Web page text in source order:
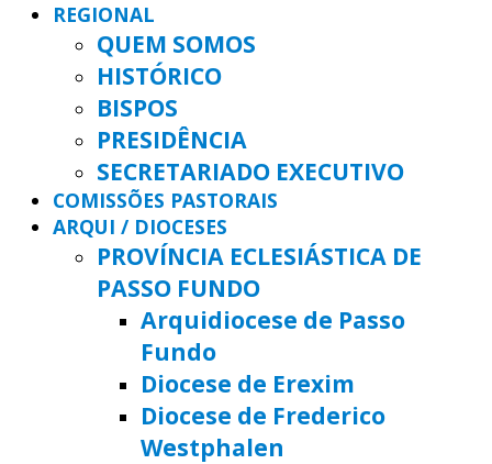
REGIONAL
QUEM SOMOS
HISTÓRICO
BISPOS
PRESIDÊNCIA
SECRETARIADO EXECUTIVO
COMISSÕES PASTORAIS
ARQUI / DIOCESES
PROVÍNCIA ECLESIÁSTICA DE
PASSO FUNDO
Arquidiocese de Passo
Fundo
Diocese de Erexim
Diocese de Frederico
Westphalen